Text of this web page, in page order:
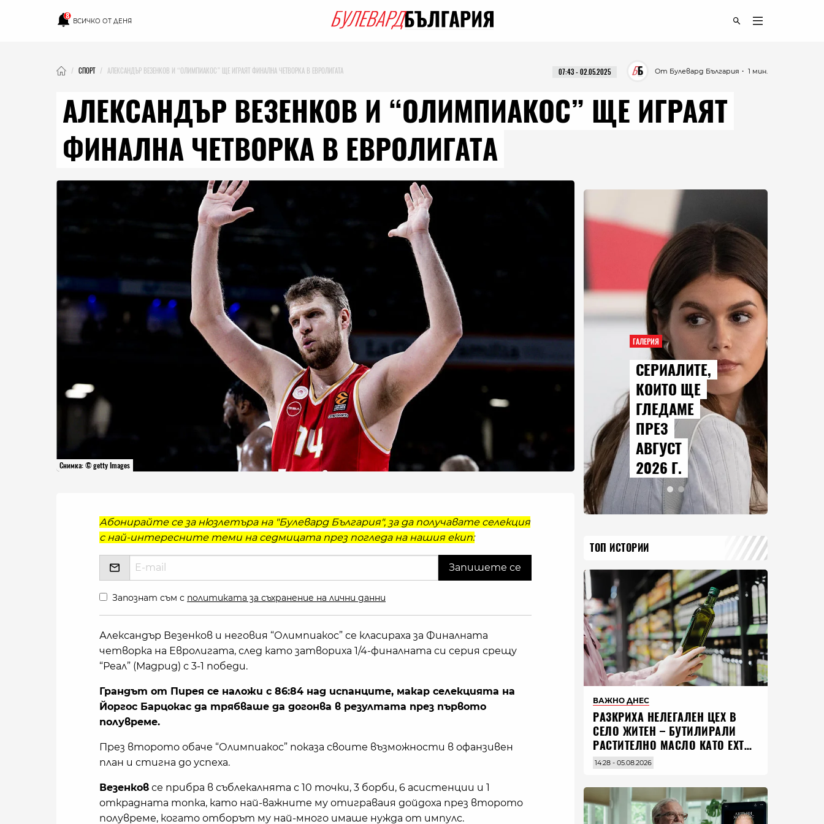
8
ВСИЧКО ОТ ДЕНЯ
СПОРТ АЛЕКСАНДЪР ВЕЗЕНКОВ И “ОЛИМПИАКОС” ЩЕ ИГРАЯТ ФИНАЛНА ЧЕТВОРКА В ЕВРОЛИГАТА ・ 1 мин.
От Булевард България
07:43 - 02.05.2025
АЛЕКСАНДЪР ВЕЗЕНКОВ И “ОЛИМПИАКОС” ЩЕ ИГРАЯТ
ФИНАЛНА ЧЕТВОРКА В ЕВРОЛИГАТА
Снимка: © getty Images
Абонирайте се за нюзлетъра на "Булевард България", за да получавате селекция
с най-интересните теми на седмицата през погледа на нашия екип:
Запознат съм с политиката за съхранение на лични данни
Александър Везенков и неговия “Олимпиакос” се класираха за Финалната
четворка на Евролигата, след като затвориха 1/4-финалната си серия срещу
“Реал” (Мадрид) с 3-1 победи.
Грандът от Пирея се наложи с 86:84 над испанците, макар селекцията на
Йоргос Барцокас да трябваше да догонва в резултата през първото
полувреме.
През второто обаче “Олимпиакос” показа своите възможности в офанзивен
план и стигна до успеха.
Везенков се прибра в съблекалнята с 10 точки, 3 борби, 6 асистенции и 1
открадната топка, като най-важните му отиграваия дойдоха през второто
полувреме, когато отборът му най-много имаше нужда от импулс.
ГАЛЕРИЯ
СЕРИАЛИТЕ,
КОИТО ЩЕ
ГЛЕДАМЕ
ПРЕЗ
АВГУСТ
2026 Г.
ТОП ИСТОРИИ
ВАЖНО ДНЕС
РАЗКРИХА НЕЛЕГАЛЕН ЦЕХ В
СЕЛО ЖИТЕН – БУТИЛИРАЛИ
РАСТИТЕЛНО МАСЛО КАТО EXTRA
VIRGIN ЗЕХТИН
14:28 - 05.08.2026